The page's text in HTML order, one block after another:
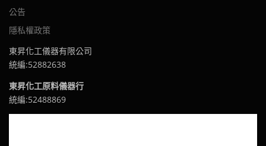
公告
隱私權政策
東昇化工儀器有限公司
統編:52882638
東昇化工原料儀器行
統編:52488869